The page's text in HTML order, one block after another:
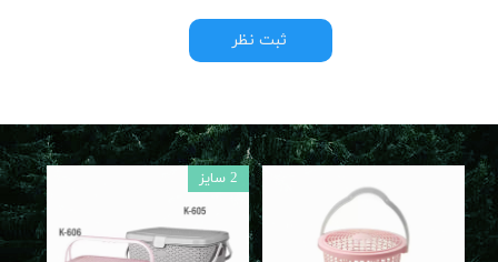
ثبت نظر
4 سایز 2 سایز